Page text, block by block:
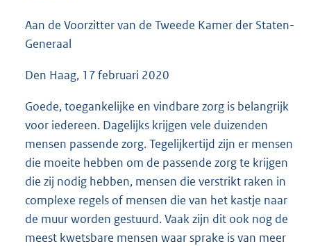
Aan de Voorzitter van de Tweede Kamer der Staten-
Generaal
Den Haag, 17 februari 2020
Goede, toegankelijke en vindbare zorg is belangrijk
voor iedereen. Dagelijks krijgen vele duizenden
mensen passende zorg. Tegelijkertijd zijn er mensen
die moeite hebben om de passende zorg te krijgen
die zij nodig hebben, mensen die verstrikt raken in
complexe regels of mensen die van het kastje naar
de muur worden gestuurd. Vaak zijn dit ook nog de
meest kwetsbare mensen waar sprake is van meer